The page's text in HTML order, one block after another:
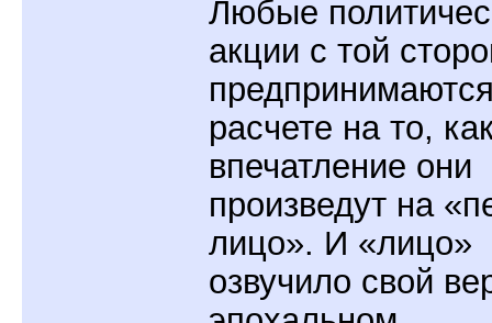
Любые
акции с той
расчете на то,
впечатление они
произведут на
лицо». И «лицо»
озвучило свой